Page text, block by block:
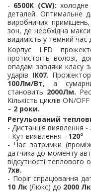
- 6500K (CW): холодне
деталей. Оптимальне
виробничих
зон, де необхідна
видимість у темний час
Корпус LED
протистоїть волозі,
опадам завдяки класу
ударів IK07.
100Лм/Вт, а
становить 2000Лм.
Кількість циклів ON/
– 2 роки.
Регульований
- Дистанція виявлення -
- Кут виявлення - 120°
- Час затримки
датчика до моменту
відсутності теплового
7хв.
- Поріг спрацювання
10 Лк (Люкс) до 2000 Лк